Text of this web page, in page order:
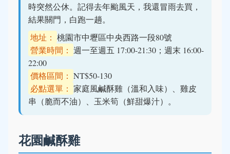
時突然公休。記得去年颱風天，我還冒雨去買，
結果關門，白跑一趟。
地址： 桃園市中壢區中央西路一段80號
營業時間： 週一至週五 17:00-21:30；週末 16:00-
22:00
價格區間： NT$50-130
必點選單： 家庭風鹹酥雞（溫和入味）、雞皮
串（脆而不油）、玉米筍（鮮甜爆汁）。
花園鹹酥雞